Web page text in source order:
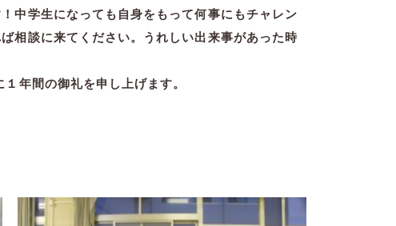
中学生になっても自身をもって何事にもチャレン
相談に来てください。うれしい出来事があった時
年間の御礼を申し上げます。